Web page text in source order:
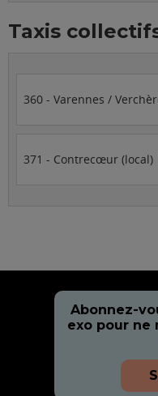
Taxis
360 - Varennes /
371 - Contrecœur
Abonnez-
exo pour ne